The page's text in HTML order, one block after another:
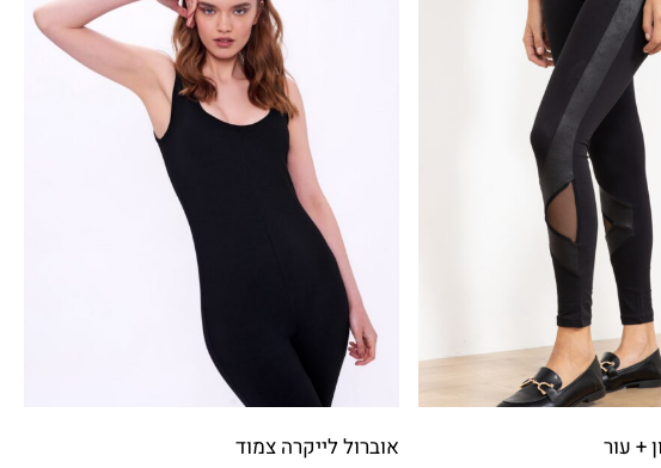
+ עור
אוברול לייקרה צמוד